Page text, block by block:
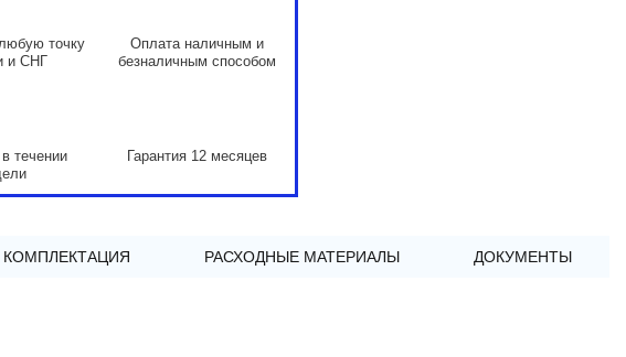
точку
и СНГ
Оплата наличным и
безналичным способом
течении
Гарантия 12 месяцев
КОМПЛЕКТАЦИЯ РАСХОДНЫЕ МАТЕРИАЛЫ ДОКУМЕНТЫ